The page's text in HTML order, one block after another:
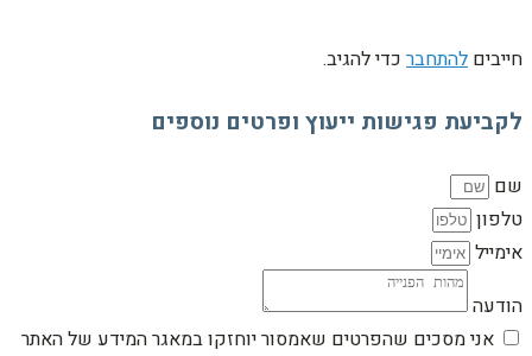
חייבים להתחבר כדי להגיב.
לקביעת פגישות ייעוץ ופרטים נוספים
שם
טלפון
אימייל
הודעה
אני מסכים שהפרטים שאמסור יוחזקו במאגר המידע של האתר